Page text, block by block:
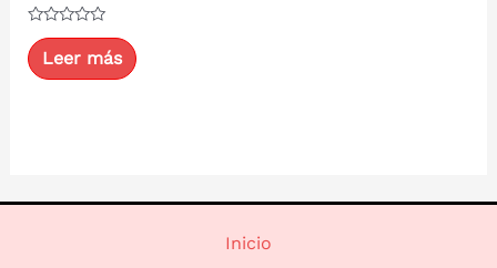
Valorado
con
0
de
Leer más
Inicio